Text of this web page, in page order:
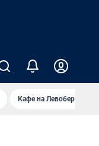
Кафе на Левобережье